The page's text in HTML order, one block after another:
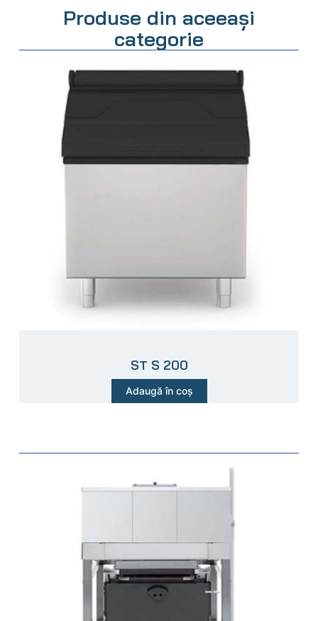
Produse din aceeași
categorie
ST S 200
Adaugă în coș